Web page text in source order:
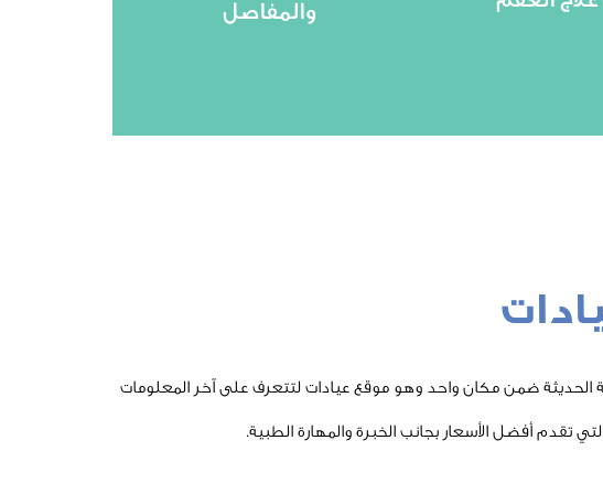
تمكنهم من تحقيق
والمفاصل
الكتف أو الورك أو الركبة،
الحديثة ضمن مكان واحد وهو موقع عيادات لتتعرف على آخر المعلومات
تقدم أفضل الأسعار بجانب الخبرة والمهارة الطبية.